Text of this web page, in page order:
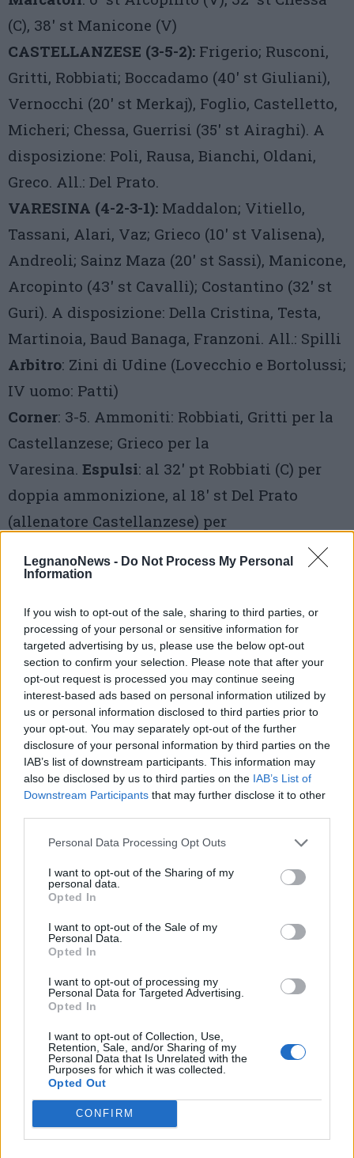
LegnanoNews - Do Not Process My Personal
Information
If you wish to opt-out of the sale, sharing to third parties, or
processing of your personal or sensitive information for
targeted advertising by us, please use the below opt-out
section to confirm your selection. Please note that after your
opt-out request is processed you may continue seeing
interest-based ads based on personal information utilized by
us or personal information disclosed to third parties prior to
your opt-out. You may separately opt-out of the further
disclosure of your personal information by third parties on the
IAB’s list of downstream participants. This information may
also be disclosed by us to third parties on the IAB’s List of
Downstream Participants that may further disclose it to other
Personal Data Processing Opt Outs
I want to opt-out of the Sharing of my
personal data.
Opted In
I want to opt-out of the Sale of my
Personal Data.
Opted In
I want to opt-out of processing my
Personal Data for Targeted Advertising.
Opted In
I want to opt-out of Collection, Use,
Retention, Sale, and/or Sharing of my
Personal Data that Is Unrelated with the
Purposes for which it was collected.
Opted Out
CONFIRM
(C), 38′ st Manicone (V)
CASTELLANZESE (3-5-2): Frigerio; Rusconi,
Gritti, Robbiati; Boccadamo (40′ st Giuliani),
Vernocchi (20′ st Merkaj), Foglio, Castelletto,
Micheri; Chessa, Guerrisi (35′ st Airaghi). A
disposizione: Poli, Rausa, Bianchi, Oldani,
Greco. All.: Del Prato.
VARESINA (4-2-3-1): Maddalon; Vitiello,
Tassani, Alari, Vaz; Grieco (10′ st Valisena),
Andreoli; Sainz Maza (20′ st Sassi), Manicone,
Arcopinto (43′ st Cavalli); Costantino (32′ st
Guri). A disposizione: Della Cristina, Testa,
Martinoia, Baud Banaga, Franzoni. All.: Spilli
Arbitro: Zini di Udine (Lovecchio e Bortolussi;
IV uomo: Patti)
Corner: 3-5. Ammoniti: Robbiati, Gritti per la
Castellanzese; Grieco per la
Varesina. Espulsi: al 32′ pt Robbiati (C) per
doppia ammonizione, al 18′ st Del Prato
(allenatore Castellanzese) per
Note: giornata di pioggia, terreno in buone
APPUNTAMENTO SU RADIO MATERIA
Appuntamento con lo sport a Radio Materia,
la nuova web radio di VareseNews. Si parlerà
degli eventi sportivi del fine settimanatutti
i lunedì alle ore 14.In studio Francesco
Mazzoleni insieme a Orlando Mastrilloper
parlare dei risultati e degli spunti offerti
dagli atleti e dalle squadre della provincia di
Varese. Per collegarsi a Radio Materia è
sufficienteCLICCARE QUI.